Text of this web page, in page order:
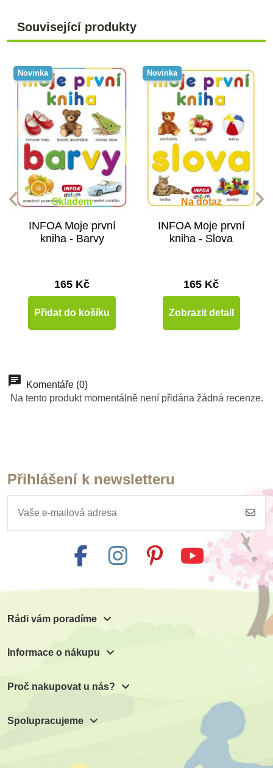
Související produkty
Novinka
Skladem
INFOA Moje první
kniha - Barvy
165 Kč
Přidat do košíku
Novinka
Na dotaz
INFOA Moje první
kniha - Slova
165 Kč
Zobrazit detail
Skladem
INFOA Moje první
165 Kč 165 Kč
Komentáře (0)
Na tento produkt momentálně není přidána žádná recenze.
Přihlášení k newsletteru
Rádi vám poradíme
Informace o nákupu
Proč nakupovat u nás?
Spolupracujeme